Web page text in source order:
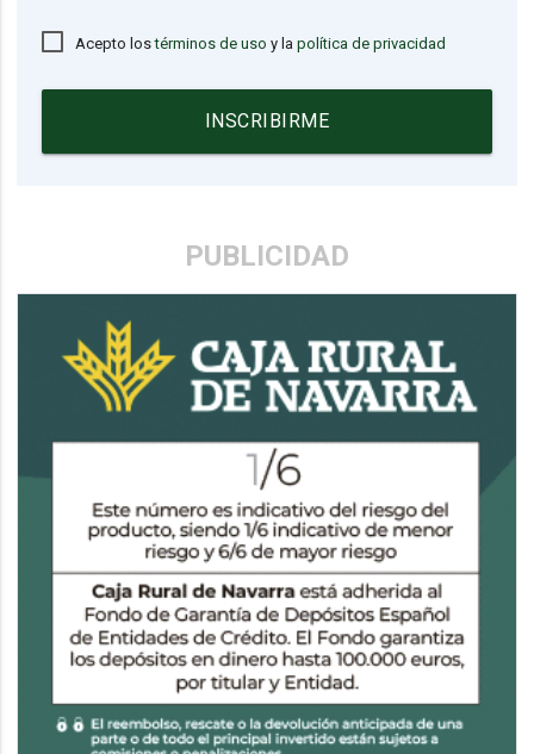
Acepto lostérminos de uso y lapolítica de privacidad
INSCRIBIRME
PUBLICIDAD